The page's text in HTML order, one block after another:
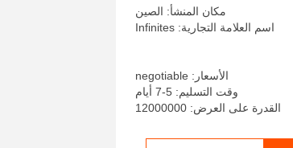
مكان المنشأ: الصين
اسم العلامة التجارية: Infinites
الأسعار: negotiable
وقت التسليم: 5-7 أيام
القدرة على العرض: 12000000